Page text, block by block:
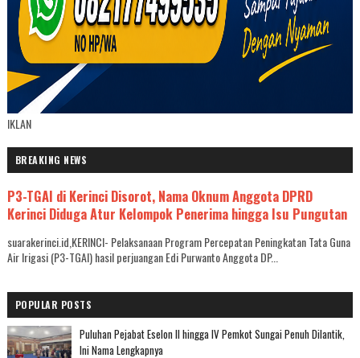
IKLAN
BREAKING NEWS
P3-TGAI di Kerinci Disorot, Nama Oknum Anggota DPRD
Kerinci Diduga Atur Kelompok Penerima hingga Isu Pungutan
suarakerinci.id,KERINCI- Pelaksanaan Program Percepatan Peningkatan Tata Guna
Air Irigasi (P3-TGAI) hasil perjuangan Edi Purwanto Anggota DP...
POPULAR POSTS
Puluhan Pejabat Eselon II hingga IV Pemkot Sungai Penuh Dilantik,
Ini Nama Lengkapnya